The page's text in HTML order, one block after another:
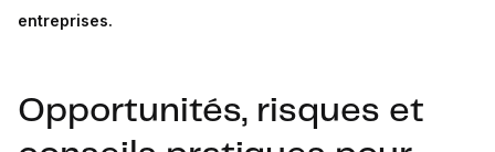
entreprises.
Opportunités, risques et